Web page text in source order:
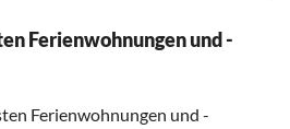
Ferienwohnungen und -
Ferienwohnungen und -